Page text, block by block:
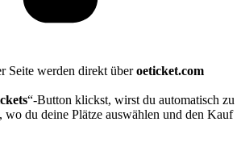
Seite werden direkt überoeticket.com
“-Button klickst, wirst du automatisch zu
du deine Plätze auswählen und den Kauf